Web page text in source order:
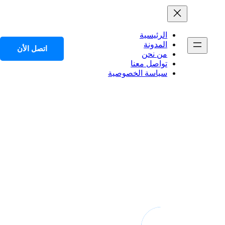
الرئيسية
المدونة
من نحن
تواصل معنا
سياسة الخصوصية
اتصل الأن